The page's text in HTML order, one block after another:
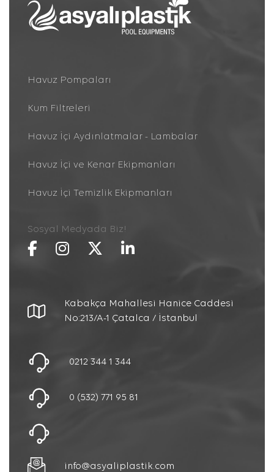
Havuz Pompaları
Kum Filtreleri
Havuz İçi Aydınlatmalar - Lambalar
Havuz İçi ve Kenar Ekipmanları
Havuz İçi Temizlik Ekipmanları
Sosyal Medyada Biz!
Kabakça Mahallesi Hanice Caddesi
No:213/A-1 Çatalca / İstanbul
0212 344 1 344
0 (532) 771 95 81
info@asyaliplastik.com